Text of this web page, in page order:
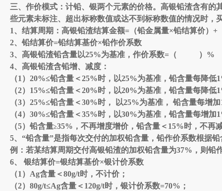
三、 作价模式：计铅、银两个元素的价格。 高银铅渣含有的
些元素未标注、超出标称数值或达不到标称数值的情况时，
1、 结算周期： 高银铅渣结算金额= （铅金属量×铅结算价） +
2、 铅结算价=铅结算基价×铅作价系数
3、 高银铅渣铅含量以25%为基准，作价系数= （ ） %
4、高银铅渣含铅增、减度：
（1 ） 20%≤铅含量＜25% 时，以25%为基准，铅含量每降低
（2） 15%≤铅含量＜20% 时，以20%为基准，铅含量每降低
（3） 25%≤铅含量＜30% 时， 以25%为基准， 铅含量每增加
（4） 30%≤铅含量＜35% 时，以30%为基准，铅含量每增加
（5）铅含量≥35% ，不再增度增价，铅含量＜ 15% 时，不再
5、 “铅含量”是指每次交付的加权铅含量，铅作价系数根据
例：若某结算周期交付高银铅渣的加权铅含量为37% ，则铅
6、 银结算价=银结算基价×银计价系数
（1 ） Ag含量 ＜80g/t时，不计价；
（2） 80g/t≤Ag含量 ＜ 120g/t时，银计价系数=70% ；